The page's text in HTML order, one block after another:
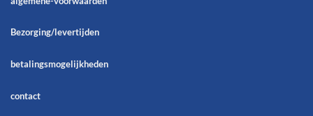
Bezorging/levertijden
betalingsmogelijkheden
contact